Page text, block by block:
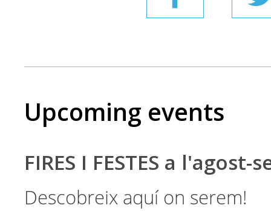
Upcoming events
FIRES I FESTES a l'agost-
Descobreix aquí on serem!